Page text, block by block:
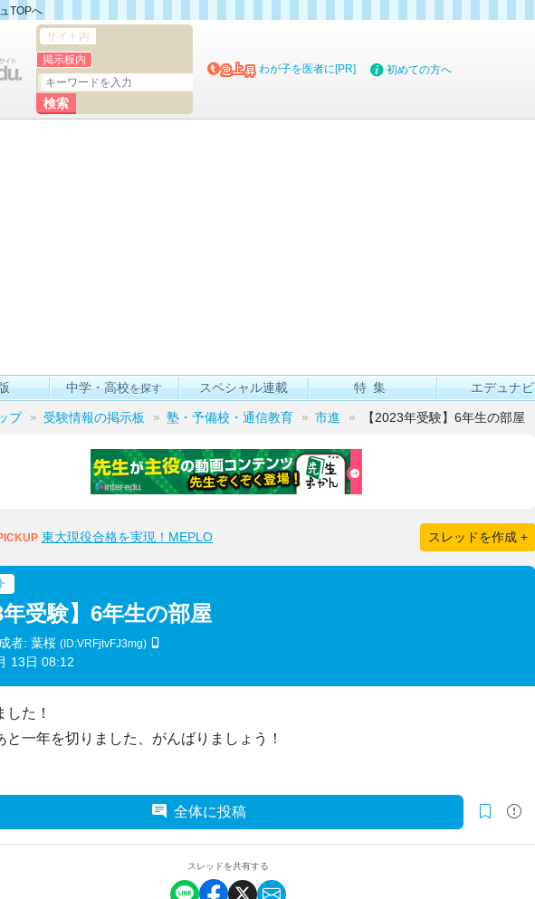
TOPへ
サイト内
掲示板内
わが子を医者に[PR] 初めての方へ
中学・高校を探す スペシャル連載 特集 エデュナビ
プ 受験情報の掲示板 塾・予備校・通信教育 市進 【2023年受験】6年生の部屋
東大現役合格を実現！MEPLO スレッドを作成 +
年受験】6年生の部屋
者: 葉桜 (ID:VRFjtvFJ3mg)
13日 08:12
した！
と一年を切りました、がんばりましょう！
全体に投稿
スレッドを共有する